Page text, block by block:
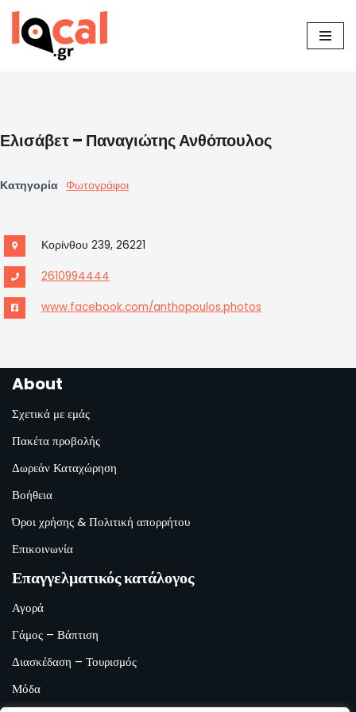
Μεταπηδήστε
Ελισάβετ – Παναγιώτης Ανθόπουλος
Κατηγορία Φωτογράφοι
Κορίνθου 239, 26221
2610994444
www.facebook.com/anthopoulos.photos
About
Σχετικά με εμάς
Πακέτα προβολής
Δωρεάν Καταχώρηση
Βοήθεια
Όροι χρήσης & Πολιτική απορρήτου
Επικοινωνία
Επαγγελματικός κατάλογος
Αγορά
Γάμος – Βάπτιση
Διασκέδαση – Τουρισμός
Μόδα